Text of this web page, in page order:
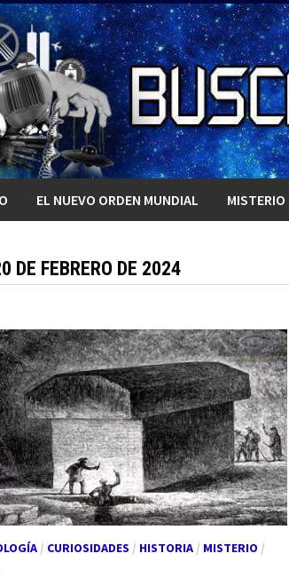
EL NUEVO ORDEN MUNDIAL MISTERIO
DE FEBRERO DE 2024
/ CURIOSIDADES / HISTORIA/ MISTERIO /